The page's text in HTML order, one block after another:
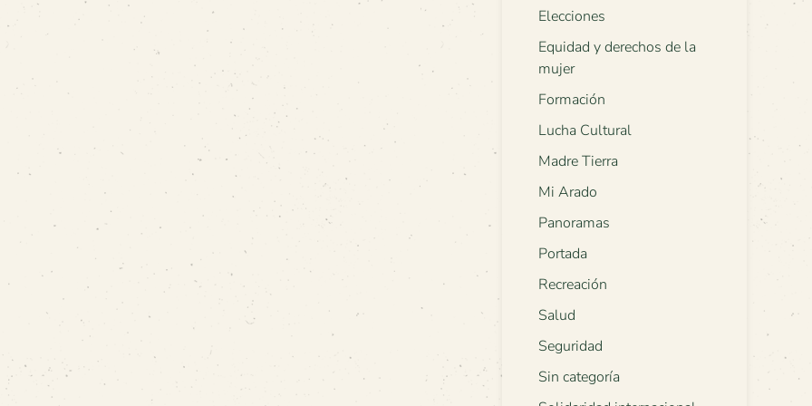
Elecciones
Equidad y derechos de la
mujer
Formación
Lucha Cultural
Madre Tierra
Mi Arado
Panoramas
Portada
Recreación
Salud
Seguridad
Sin categoría